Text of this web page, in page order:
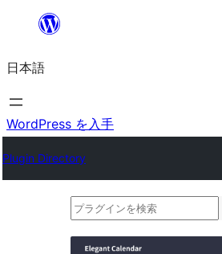
を
ス
キ
プ
日本語
WordPress を入手
Plugin Directory
プ